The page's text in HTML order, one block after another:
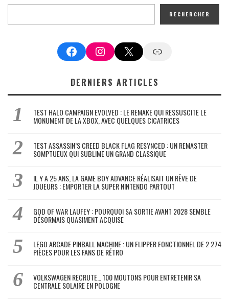
RECHERCHER
FacebookInstagram
X Google News
DERNIERS ARTICLES
TEST HALO CAMPAIGN EVOLVED : LE REMAKE QUI RESSUSCITE LE
MONUMENT DE LA XBOX, AVEC QUELQUES CICATRICES
TEST ASSASSIN’S CREED BLACK FLAG RESYNCED : UN REMASTER
SOMPTUEUX QUI SUBLIME UN GRAND CLASSIQUE
IL Y A 25 ANS, LA GAME BOY ADVANCE RÉALISAIT UN RÊVE DE
JOUEURS : EMPORTER LA SUPER NINTENDO PARTOUT
GOD OF WAR LAUFEY : POURQUOI SA SORTIE AVANT 2028 SEMBLE
DÉSORMAIS QUASIMENT ACQUISE
LEGO ARCADE PINBALL MACHINE : UN FLIPPER FONCTIONNEL DE 2 274
PIÈCES POUR LES FANS DE RÉTRO
VOLKSWAGEN RECRUTE… 100 MOUTONS POUR ENTRETENIR SA
CENTRALE SOLAIRE EN POLOGNE